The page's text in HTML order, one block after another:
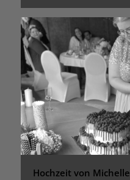
Hochzeit von Michelle